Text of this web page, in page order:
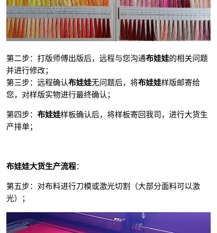
第二步：打版师傅出版后，远程与您沟通布娃娃的相关问题
并进行修改；
第三步：远程确认布娃娃无问题后，将布娃娃样版邮寄给
您，对样版实物进行最终确认；
第四步：布娃娃样板确认后，将样板寄回我司，进行大货生
产排单；
布娃娃大货生产流程：
第五步：对布料进行刀模或激光切割（大部分面料可以激
光）；